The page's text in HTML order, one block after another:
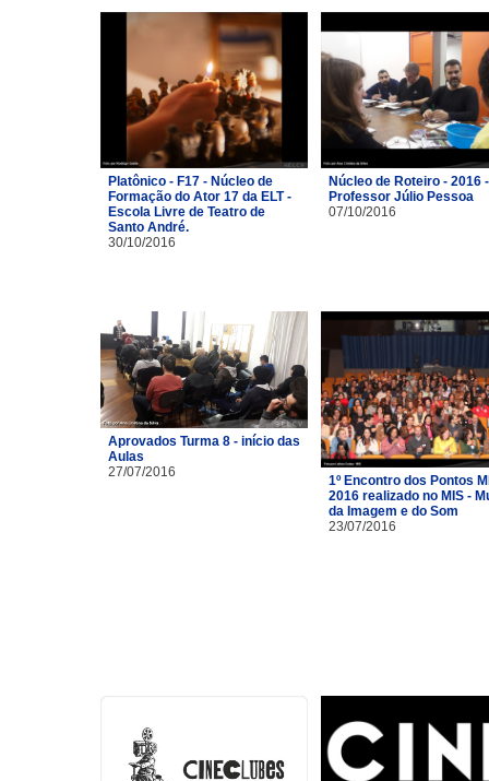
Platônico - F17 - Núcleo de
Formação do Ator 17 da ELT -
Escola Livre de Teatro de
Santo André.
30/10/2016
Núcleo de Roteiro - 2016 -
Professor Júlio Pessoa
07/10/2016
Aprovados Turma 8 - início das
Aulas
27/07/2016
1º Encontro dos Pontos
2016 realizado no MIS -
da Imagem e do Som
23/07/2016